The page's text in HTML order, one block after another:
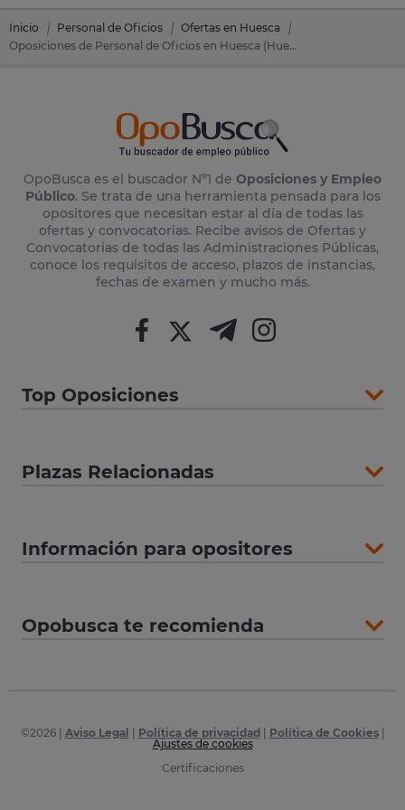
Inicio Personal de Oficios
Ofertas en Huesca
Oposiciones de Personal de Oficios en Huesca (Huesca)
OpoBusca es el buscador Nº1 de Oposiciones y Empleo
Público. Se trata de una herramienta pensada para los
opositores que necesitan estar al día de todas las
ofertas y convocatorias. Recibe avisos de Ofertas y
Convocatorias de todas las Administraciones Públicas,
conoce los requisitos de acceso, plazos de instancias,
fechas de examen y mucho más.
Top Oposiciones
Plazas Relacionadas
Información para opositores
Opobusca te recomienda
©2026| Aviso Legal Política de privacidad Política de Cookies|
Ajustes de cookies
Certificaciones